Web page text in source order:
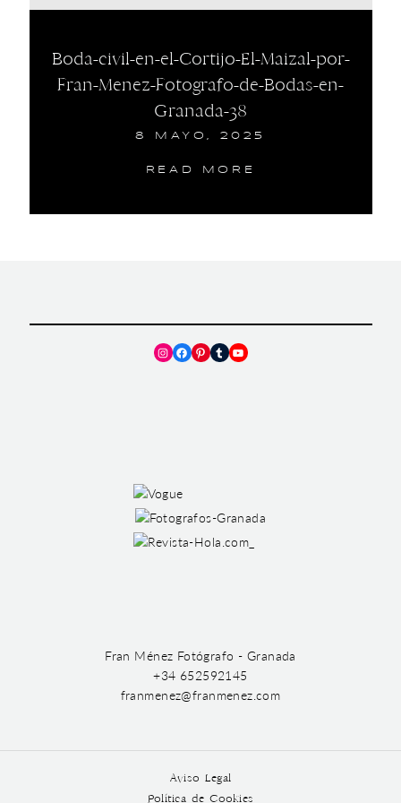
Boda-civil-en-el-Cortijo-El-Maizal-por-
Fran-Menez-Fotografo-de-Bodas-en-
Granada-38
8 MAYO, 2025
READ MORE
Instagram
Facebook
Pinterest
TumblrYouTube
Fran Ménez Fotógrafo - Granada
+34 652592145
franmenez@franmenez.com
Aviso Legal
Política de Cookies